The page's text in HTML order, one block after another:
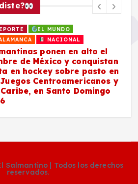
EL MUNDO
NACIONAL
ponen en alto el
de México y conquistan
en hockey sobre pasto en
Centroamericanos y
en Santo Domingo
Salmantino | Todos los derechos
reservados.